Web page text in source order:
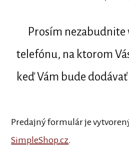
Prosím
telefónu, na ktorom
keď Vám bude
Predajný formulár je
SimpleShop.cz.